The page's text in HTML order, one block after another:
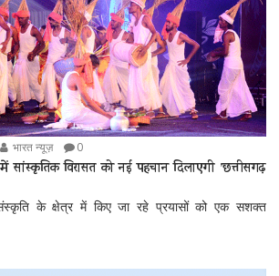
भारत न्यूज़ 0
विरासत को नई पहचान दिलाएगी ’छत्तीसगढ़
के क्षेत्र में किए जा रहे प्रयासों को एक सशक्त